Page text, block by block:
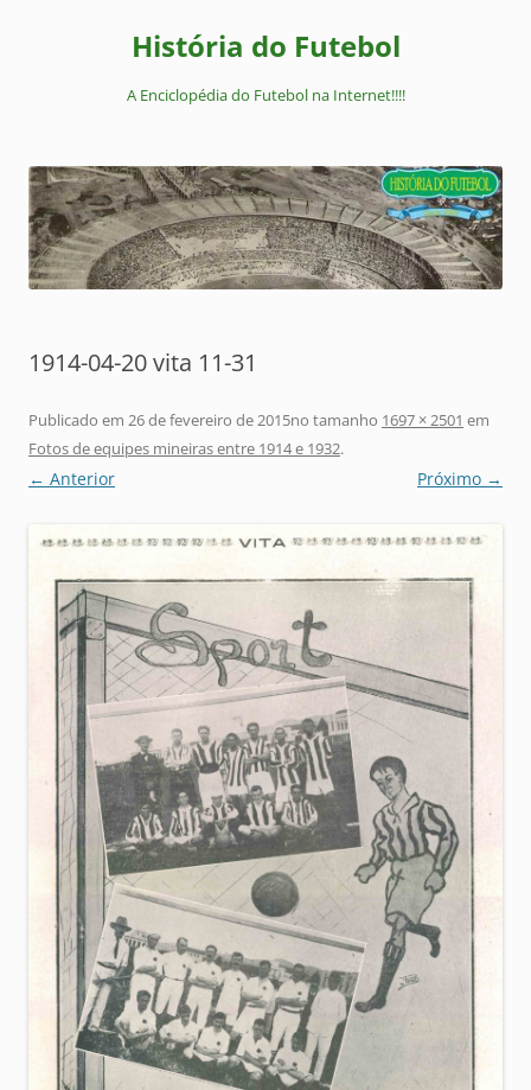
História do Futebol
A Enciclopédia do Futebol na Internet!!!!
1914-04-20 vita 11-31
Publicado em 26 de fevereiro de 2015no tamanho 1697 × 2501 em
Fotos de equipes mineiras entre 1914 e 1932.
← Anterior Próximo →